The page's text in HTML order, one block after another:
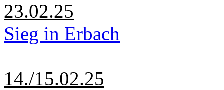
23.02.25
Sieg in Erbach
14./15.02.25